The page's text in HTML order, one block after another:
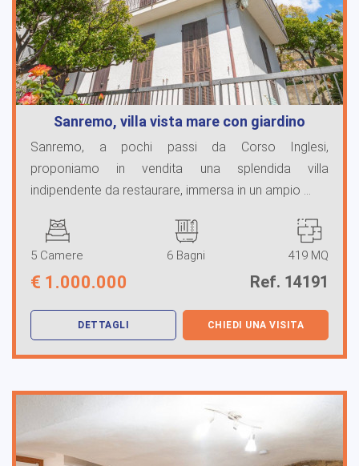
Sanremo, villa vista mare con giardino
Sanremo, a pochi passi da Corso Inglesi,
proponiamo in vendita una splendida villa
indipendente da restaurare, immersa in un ampio ...
5 Camere 6 Bagni 419 MQ
€ 1.000.000 Ref. 14191
DETTAGLI CHIEDI UNA VISITA